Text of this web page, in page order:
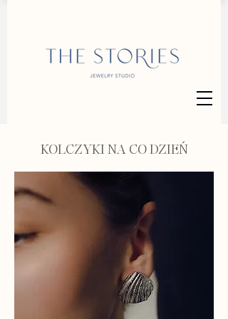
KOLCZYKI NA CO DZIEŃ